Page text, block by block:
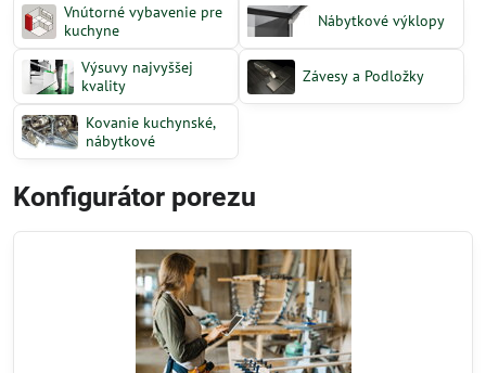
Vnútorné vybavenie pre
kuchyne
Nábytkové výklopy
Výsuvy najvyššej
kvality
Závesy a Podložky
Kovanie kuchynské,
nábytkové
Konfigurátor porezu